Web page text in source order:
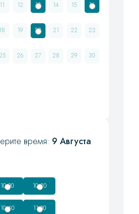
11 12 13 14 15 16
18 19 20 21 22 23
25 26 27 28 29 30
время: 9 Августа
10:00 10:20
10:40 11:00